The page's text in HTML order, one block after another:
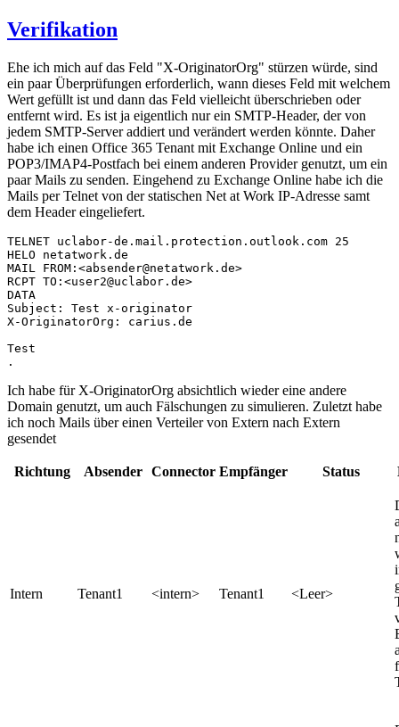
Verifikation
Ehe ich mich auf das Feld "X-OriginatorOrg" stürzen würde, sind
ein paar Überprüfungen erforderlich, wann dieses Feld mit welchem
Wert gefüllt ist und dann das Feld vielleicht überschrieben oder
entfernt wird. Es ist ja eigentlich nur ein SMTP-Header, der von
jedem SMTP-Server addiert und verändert werden könnte. Daher
habe ich einen Office 365 Tenant mit Exchange Online und ein
POP3/IMAP4-Postfach bei einem anderen Provider genutzt, um ein
paar Mails zu senden. Eingehend zu Exchange Online habe ich die
Mails per Telnet von der statischen Net at Work IP-Adresse samt
dem Header eingeliefert.
TELNET uclabor-de.mail.protection.outlook.com 25
HELO netatwork.de
MAIL FROM:<absender@netatwork.de>
RCPT TO:<user2@uclabor.de>
DATA
Subject: Test x-originator
X-OriginatorOrg: carius.de
Test
.
Ich habe für X-OriginatorOrg absichtlich wieder eine andere
Domain genutzt, um auch Fälschungen zu simulieren. Zuletzt habe
ich noch Mails über einen Verteiler von Extern nach Extern
gesendet
Richtung Absender Connector Empfänger Status
Intern Tenant1 <intern> Tenant1 <Leer>